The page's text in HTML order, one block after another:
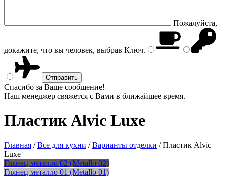
Пожалуйста,
докажите, что вы человек, выбрав Ключ.
Спасибо за Ваше сообщение!
Наш менеджер свяжется с Вами в ближайшее время.
Пластик Alvic Luxe
Главная /Все для кухни /Варианты отделки /Пластик Alvic
Luxe
Глянец металло 02 (Metallo 02)
Глянец металло 01 (Metallo 01)